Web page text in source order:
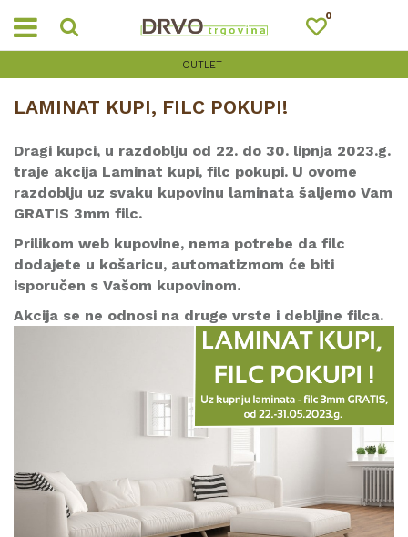
0
OUTLET
LAMINAT KUPI, FILC POKUPI!
Dragi kupci, u razdoblju od 22. do 30. lipnja 2023.g.
traje akcija Laminat kupi, filc pokupi. U ovome
razdoblju uz svaku kupovinu laminata šaljemo Vam
GRATIS 3mm filc.
Prilikom web kupovine, nema potrebe da filc
dodajete u košaricu, automatizmom će biti
isporučen s Vašom kupovinom.
Akcija se ne odnosi na druge vrste i debljine filca.